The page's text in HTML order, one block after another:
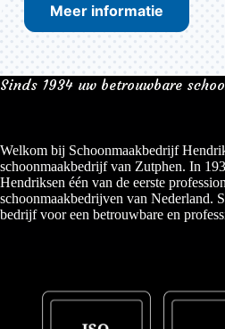
Meer informatie
Sinds 1934 uw betrouwbare
Welkom bij Schoonmaakbedrijf
schoonmaakbedrijf van Zutphen. In
Hendriksen één van de eerste
schoonmaakbedrijven van Nederland.
bedrijf voor een betrouwbare en